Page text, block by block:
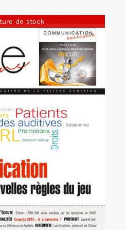
de stock